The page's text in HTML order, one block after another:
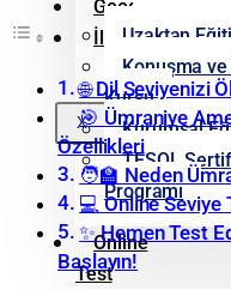
Google
İletişim
X
Uzaktan
Konuşma
Kursu
Kurumsal
TESOL
Programı
Online
Test
🌐 Dil Seviyenizi
🎯 Ümraniye
Özellikleri
🧑‍🏫 Neden
💻 Online Seviye
✨ Hemen Test
Başlayın!